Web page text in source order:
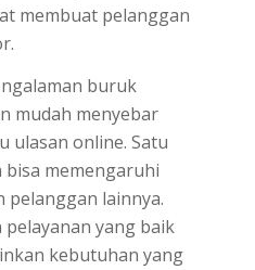
membuat pelanggan
buruk
mudah menyebar
ulasan online. Satu
bisa memengaruhi
pelanggan lainnya.
yang baik
kebutuhan yang